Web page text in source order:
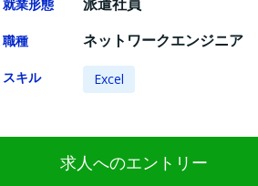
就業形態
職種 ネットワークエンジニア
スキル Excel
求人へのエントリー